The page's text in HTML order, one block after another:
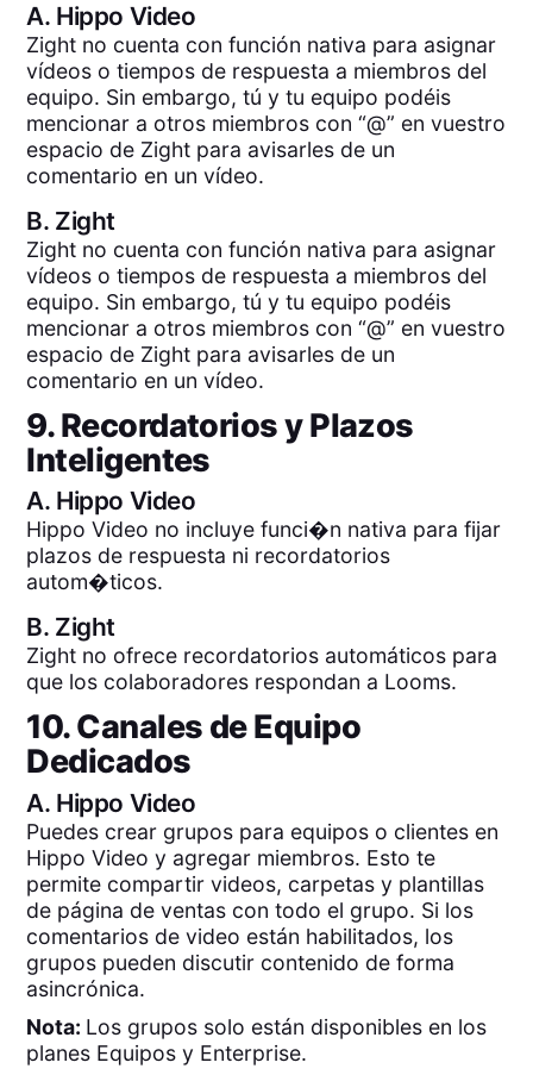
A. Hippo Video
Zight no cuenta con función nativa para asignar
vídeos o tiempos de respuesta a miembros del
equipo. Sin embargo, tú y tu equipo podéis
mencionar a otros miembros con “@” en vuestro
espacio de Zight para avisarles de un
comentario en un vídeo.
B. Zight
Zight no cuenta con función nativa para asignar
vídeos o tiempos de respuesta a miembros del
equipo. Sin embargo, tú y tu equipo podéis
mencionar a otros miembros con “@” en vuestro
espacio de Zight para avisarles de un
comentario en un vídeo.
9. Recordatorios y Plazos
Inteligentes
A. Hippo Video
Hippo Video no incluye funci�n nativa para fijar
plazos de respuesta ni recordatorios
autom�ticos.
B. Zight
Zight no ofrece recordatorios automáticos para
que los colaboradores respondan a Looms.
10. Canales de Equipo
Dedicados
A. Hippo Video
Puedes crear grupos para equipos o clientes en
Hippo Video y agregar miembros. Esto te
permite compartir videos, carpetas y plantillas
de página de ventas con todo el grupo. Si los
comentarios de video están habilitados, los
grupos pueden discutir contenido de forma
asincrónica.
Nota: Los grupos solo están disponibles en los
planes Equipos y Enterprise.